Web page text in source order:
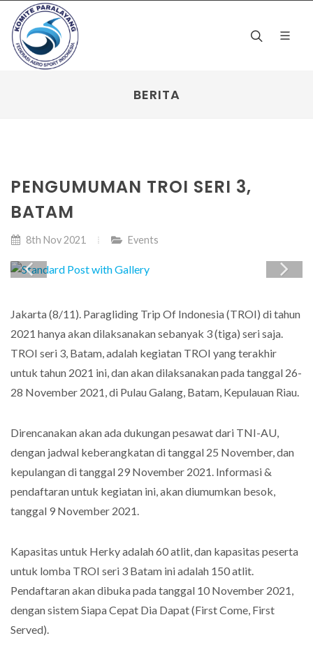
BERITA
PENGUMUMAN TROI SERI 3,
BATAM
8th Nov 2021 Events
Jakarta (8/11). Paragliding Trip Of Indonesia (TROI) di tahun
2021 hanya akan dilaksanakan sebanyak 3 (tiga) seri saja.
TROI seri 3, Batam, adalah kegiatan TROI yang terakhir
untuk tahun 2021 ini, dan akan dilaksanakan pada tanggal 26-
28 November 2021, di Pulau Galang, Batam, Kepulauan Riau.
Direncanakan akan ada dukungan pesawat dari TNI-AU,
dengan jadwal keberangkatan di tanggal 25 November, dan
kepulangan di tanggal 29 November 2021. Informasi &
pendaftaran untuk kegiatan ini, akan diumumkan besok,
tanggal 9 November 2021.
Kapasitas untuk Herky adalah 60 atlit, dan kapasitas peserta
untuk lomba TROI seri 3 Batam ini adalah 150 atlit.
Pendaftaran akan dibuka pada tanggal 10 November 2021,
dengan sistem Siapa Cepat Dia Dapat (First Come, First
Served).